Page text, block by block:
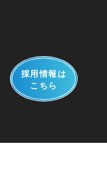
採用情報は
こちら